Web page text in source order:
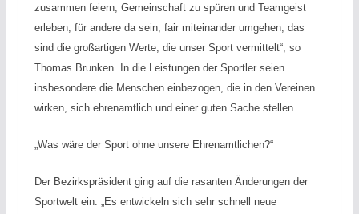
zusammen feiern, Gemeinschaft zu spüren und Teamgeist
erleben, für andere da sein, fair miteinander umgehen, das
sind die großartigen Werte, die unser Sport vermittelt“, so
Thomas Brunken. In die Leistungen der Sportler seien
insbesondere die Menschen einbezogen, die in den Vereinen
wirken, sich ehrenamtlich und einer guten Sache stellen.
„Was wäre der Sport ohne unsere Ehrenamtlichen?“
Der Bezirkspräsident ging auf die rasanten Änderungen der
Sportwelt ein. „Es entwickeln sich sehr schnell neue